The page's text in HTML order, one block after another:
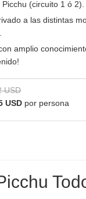
Picchu (circuito 1 ó 2).
a las distintas
amplio
USD
USD por persona